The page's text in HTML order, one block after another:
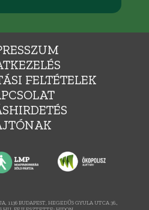
FELTÉTELEK
1136 BUDAPEST, HEGEDŰS GYULA UTCA 36.,